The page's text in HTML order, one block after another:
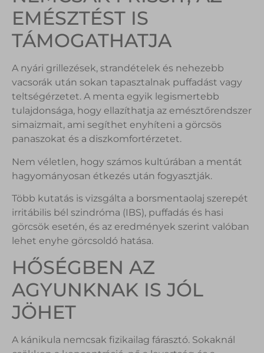
EMÉSZTÉST IS
TÁMOGATHATJA
A nyári grillezések, strandételek és nehezebb
vacsorák után sokan tapasztalnak puffadást vagy
teltségérzetet. A menta egyik legismertebb
tulajdonsága, hogy ellazíthatja az emésztőrendszer
simaizmait, ami segíthet enyhíteni a görcsös
panaszokat és a diszkomfortérzetet.
Nem véletlen, hogy számos kultúrában a mentát
hagyományosan étkezés után fogyasztják.
Több kutatás is vizsgálta a borsmentaolaj szerepét
irritábilis bél szindróma (IBS), puffadás és hasi
görcsök esetén, és az eredmények szerint valóban
lehet enyhe görcsoldó hatása.
HŐSÉGBEN AZ
AGYUNKNAK IS JÓL
JÖHET
A kánikula nemcsak fizikailag fárasztó. Sokaknál